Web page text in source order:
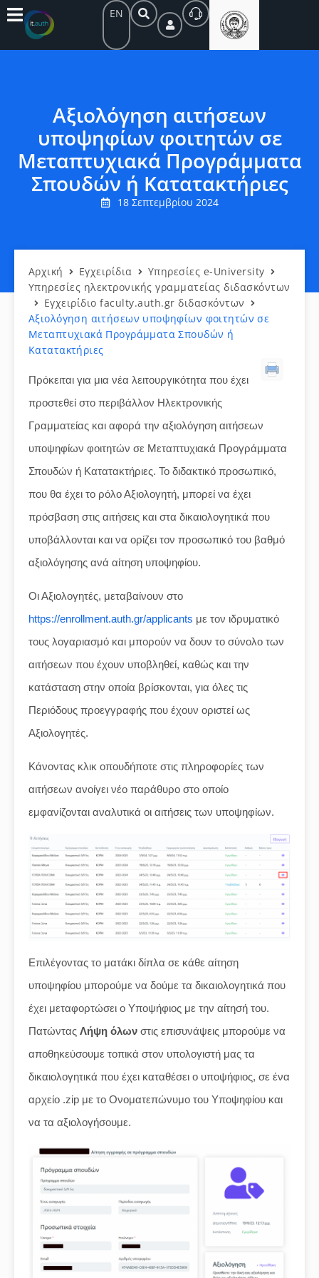
EN
Αξιολόγηση αιτήσεων
υποψηφίων φοιτητών σε
Μεταπτυχιακά Προγράμματα
Σπουδών ή Κατατακτήριες
18 Σεπτεμβρίου 2024
Αρχική Εγχειρίδια
Υπηρεσίες e-University
Υπηρεσίες ηλεκτρονικής γραμματείας διδασκόντων
Εγχειρίδιο faculty.auth.gr διδασκόντων
Αξιολόγηση αιτήσεων υποψηφίων φοιτητών σε
Μεταπτυχιακά Προγράμματα Σπουδών ή
Κατατακτήριες
Πρόκειται για μια νέα λειτουργικότητα που έχει
προστεθεί στο περιβάλλον Ηλεκτρονικής
Γραμματείας και αφορά την αξιολόγηση αιτήσεων
υποψηφίων φοιτητών σε Μεταπτυχιακά Προγράμματα
Σπουδών ή Κατατακτήριες. Το διδακτικό προσωπικό,
που θα έχει το ρόλο Αξιολογητή, μπορεί να έχει
πρόσβαση στις αιτήσεις και στα δικαιολογητικά που
υποβάλλονται και να ορίζει τον προσωπικό του βαθμό
αξιολόγησης ανά αίτηση υποψηφίου.
Οι Αξιολογητές, μεταβαίνουν στο
https://enrollment.auth.gr/applicants με τον ιδρυματικό
τους λογαριασμό και μπορούν να δουν το σύνολο των
αιτήσεων που έχουν υποβληθεί, καθώς και την
κατάσταση στην οποία βρίσκονται, για όλες τις
Περιόδους προεγγραφής που έχουν οριστεί ως
Αξιολογητές.
Κάνοντας κλικ οπουδήποτε στις πληροφορίες των
αιτήσεων ανοίγει νέο παράθυρο στο οποίο
εμφανίζονται αναλυτικά οι αιτήσεις των υποψηφίων.
Επιλέγοντας το ματάκι δίπλα σε κάθε αίτηση
υποψηφίου μπορούμε να δούμε τα δικαιολογητικά που
έχει μεταφορτώσει ο Υποψήφιος με την αίτησή του.
Πατώντας Λήψη όλων στις επισυνάψεις μπορούμε να
αποθηκεύσουμε τοπικά στον υπολογιστή μας τα
δικαιολογητικά που έχει καταθέσει ο υποψήφιος, σε ένα
αρχείο .zip με το Ονοματεπώνυμο του Υποψηφίου και
να τα αξιολογήσουμε.